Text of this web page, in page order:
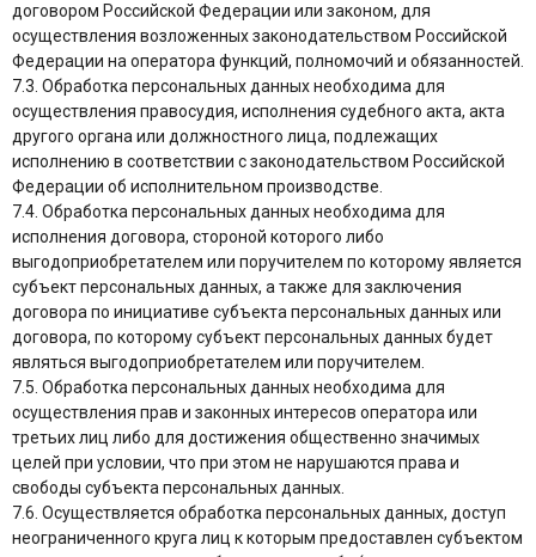
договором Российской Федерации или законом, для
осуществления возложенных законодательством Российской
Федерации на оператора функций, полномочий и обязанностей.
7.3. Обработка персональных данных необходима для
осуществления правосудия, исполнения судебного акта, акта
другого органа или должностного лица, подлежащих
исполнению в соответствии с законодательством Российской
Федерации об исполнительном производстве.
7.4. Обработка персональных данных необходима для
исполнения договора, стороной которого либо
выгодоприобретателем или поручителем по которому является
субъект персональных данных, а также для заключения
договора по инициативе субъекта персональных данных или
договора, по которому субъект персональных данных будет
являться выгодоприобретателем или поручителем.
7.5. Обработка персональных данных необходима для
осуществления прав и законных интересов оператора или
третьих лиц либо для достижения общественно значимых
целей при условии, что при этом не нарушаются права и
свободы субъекта персональных данных.
7.6. Осуществляется обработка персональных данных, доступ
неограниченного круга лиц к которым предоставлен субъектом